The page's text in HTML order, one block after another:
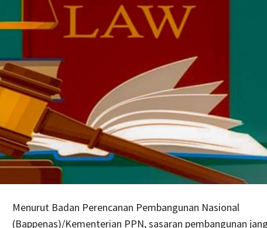
Menurut Badan Perencanan Pembangunan Nasional
(Bappenas)/Kementerian PPN, sasaran pembangunan